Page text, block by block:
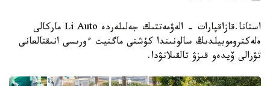
استانا.قازاقپارات - الەۋمەتتىك جەلىلەردە Li Auto ماركالى
ەلەكتروموبيلدىڭ سالونىندا كۇشتى ماگنيت ءورىسى انىقتالعانى
تۋرالى ۆيدەو قىزۋ تالقىلانۋدا.